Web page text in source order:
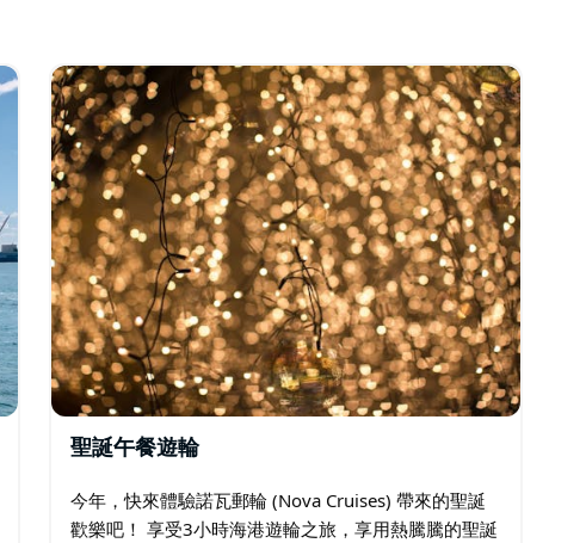
聖誕午餐遊輪
今年，快來體驗諾瓦郵輪 (Nova Cruises) 帶來的聖誕
歡樂吧！ 享受3小時海港遊輪之旅，享用熱騰騰的聖誕